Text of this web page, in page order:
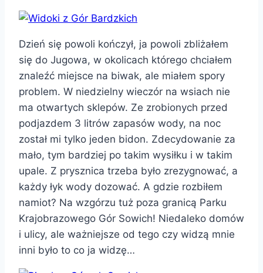
Dzień się powoli kończył, ja powoli zbliżałem
się do Jugowa, w okolicach którego chciałem
znaleźć miejsce na biwak, ale miałem spory
problem. W niedzielny wieczór na wsiach nie
ma otwartych sklepów. Ze zrobionych przed
podjazdem 3 litrów zapasów wody, na noc
został mi tylko jeden bidon. Zdecydowanie za
mało, tym bardziej po takim wysiłku i w takim
upale. Z prysznica trzeba było zrezygnować, a
każdy łyk wody dozować. A gdzie rozbiłem
namiot? Na wzgórzu tuż poza granicą Parku
Krajobrazowego Gór Sowich! Niedaleko domów
i ulicy, ale ważniejsze od tego czy widzą mnie
inni było to co ja widzę…